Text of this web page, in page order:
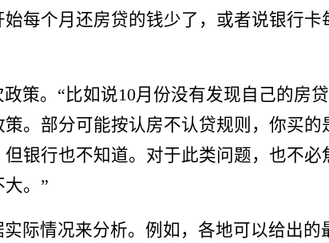
每个月还房贷的钱少了，或者说银行
策。“比如说10月份没有发现自己的房
。部分可能按认房不认贷规则，你买
银行也不知道。对于此类问题，也不
。”
际情况来分析。例如，各地可以给出